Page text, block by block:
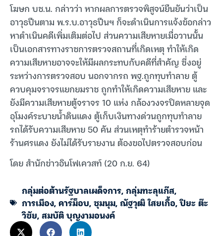
โฆษก บช.น. กล่าวว่า หากผลการตรวจพิสูจน์ยืนยันว่าเป็น
อาวุธปืนตาม พ.ร.บ.อาวุธปืนฯ ก็จะดำเนินการแจ้งข้อกล่าว
หาดำเนินคดีเพิ่มเติมต่อไป ส่วนความเสียหายเมื่อวานนั้น
เป็นเอกสารทางราชการตรวจสถานที่เกิดเหตุ ทำให้เกิด
ความเสียหายอาจจะให้มีผลกระทบกับคดีที่สำคัญ ซึ่งอยู่
ระหว่างการตรวจสอบ นอกจากรถ พฐ.ถูกทุบทำลาย ตู้
ควบคุมจราจรแยกยมราช ถูกทำให้เกิดความเสียหาย และ
ยังมีความเสียหายตู้จราจร 10 แห่ง กล้องวงจรปิดหลายจุด
อุโมงค์ระบายน้ำดินแดง ตู้เก็บเงินทางด่วนถูกทุบทำลาย
รถได้รับความเสียหาย 50 คัน ส่วนเหตุทำร้ายตำรวจหน้า
ร้านศรแดง ยังไม่ได้รับรายงาน ต้องขอไปตรวจสอบก่อน
โดย สำนักข่าวอินโฟเควสท์ (20 ก.ย. 64)
กลุ่มต่อต้านรัฐบาลเผด็จการ,กลุ่มทะลุแก๊ส,
การเมือง,คาร์ม็อบ,ชุมนุม,ณัฐวุฒิ ใสยเกื้อ,ปิยะ ต๊ะ
วิชัย,สมบัติ บุญงามอนงค์